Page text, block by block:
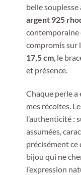
belle souplesse
argent 925
contemporaine
compromis sur
17,5 cm, le
et présence.
Chaque perle a
mes récoltes.
l’authenticité :
assumées,
précisément ce
bijou qui ne
l’expression